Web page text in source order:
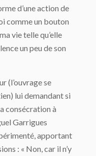
d’une action de
comme un bouton
vie telle qu’elle
un peu de son
(l’ouvrage se
lui demandant si
consécration à
Garrigues
apportant
: « Non, car il n’y